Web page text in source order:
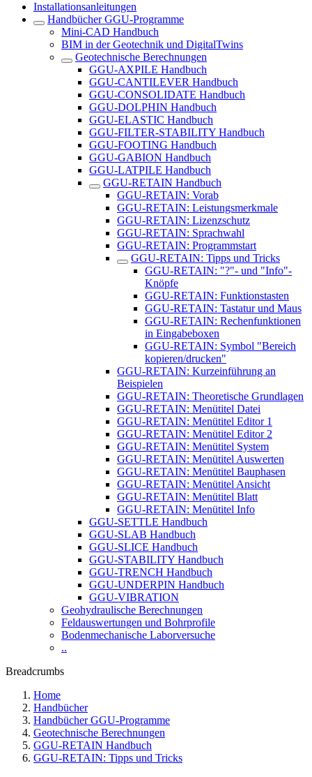
Installationsanleitungen
Handbücher GGU-Programme
Mini-CAD Handbuch
BIM in der Geotechnik und DigitalTwins
Geotechnische Berechnungen
GGU-AXPILE Handbuch
GGU-CANTILEVER Handbuch
GGU-CONSOLIDATE Handbuch
GGU-DOLPHIN Handbuch
GGU-ELASTIC Handbuch
GGU-FILTER-STABILITY Handbuch
GGU-FOOTING Handbuch
GGU-GABION Handbuch
GGU-LATPILE Handbuch
GGU-RETAIN Handbuch
GGU-RETAIN: Vorab
GGU-RETAIN: Leistungsmerkmale
GGU-RETAIN: Lizenzschutz
GGU-RETAIN: Sprachwahl
GGU-RETAIN: Programmstart
GGU-RETAIN: Tipps und Tricks
GGU-RETAIN: "?"- und "Info"-
Knöpfe
GGU-RETAIN: Funktionstasten
GGU-RETAIN: Tastatur und Maus
GGU-RETAIN: Rechenfunktionen
in Eingabeboxen
GGU-RETAIN: Symbol "Bereich
kopieren/drucken"
GGU-RETAIN: Kurzeinführung an
Beispielen
GGU-RETAIN: Theoretische Grundlagen
GGU-RETAIN: Menütitel Datei
GGU-RETAIN: Menütitel Editor 1
GGU-RETAIN: Menütitel Editor 2
GGU-RETAIN: Menütitel System
GGU-RETAIN: Menütitel Auswerten
GGU-RETAIN: Menütitel Bauphasen
GGU-RETAIN: Menütitel Ansicht
GGU-RETAIN: Menütitel Blatt
GGU-RETAIN: Menütitel Info
GGU-SETTLE Handbuch
GGU-SLAB Handbuch
GGU-SLICE Handbuch
GGU-STABILITY Handbuch
GGU-TRENCH Handbuch
GGU-UNDERPIN Handbuch
GGU-VIBRATION
Geohydraulische Berechnungen
Feldauswertungen und Bohrprofile
Bodenmechanische Laborversuche
..
Breadcrumbs
Home
Handbücher
Handbücher GGU-Programme
Geotechnische Berechnungen
GGU-RETAIN Handbuch
GGU-RETAIN: Tipps und Tricks